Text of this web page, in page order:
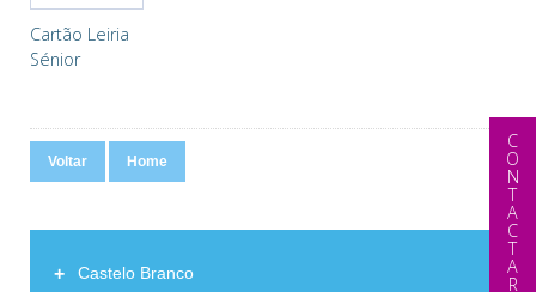
Cartão Leiria
Sénior
Voltar Home
+ Castelo Branco CONTACTAR